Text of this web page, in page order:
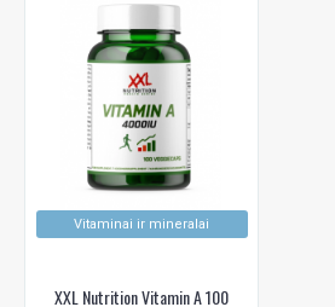
Vitaminai ir mineralai
XXL Nutrition Vitamin A 100